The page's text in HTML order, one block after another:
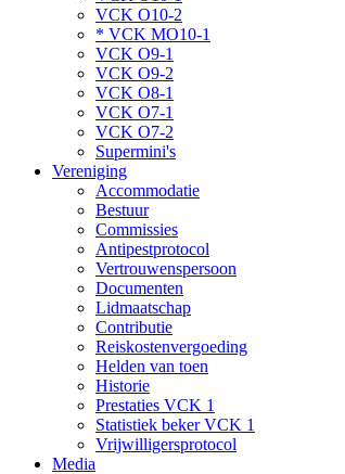
VCK O10-2
* VCK MO10-1
VCK O9-1
VCK O9-2
VCK O8-1
VCK O7-1
VCK O7-2
Supermini's
Vereniging
Accommodatie
Bestuur
Commissies
Antipestprotocol
Vertrouwenspersoon
Documenten
Lidmaatschap
Contributie
Reiskostenvergoeding
Helden van toen
Historie
Prestaties VCK 1
Statistiek beker VCK 1
Vrijwilligersprotocol
Media